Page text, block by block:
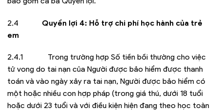
2.4 Quyền lợi 4: Hỗ trợ chi phí học hành của trẻ
em
2.4.1 Trong trường hợp Số tiền bồi thường cho việc
tử vong do tai nạn của Người được bảo hiểm được thanh
toán và vào ngày xảy ra tai nạn, Người được bảo hiểm có
một hoặc nhiều con hợp pháp (trong giá thú, dưới 18 tuổi
hoặc dưới 23 tuổi và với điều kiện hiện đang theo học toàn